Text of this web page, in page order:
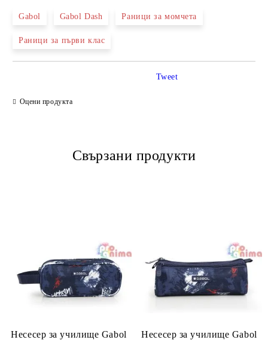
Gabol Gabol Dash Раници за момчета
Раници за първи клас
Оцени продукта
Tweet
Свързани продукти
Несесер за училище Gabol
Несесер за училище Gabol